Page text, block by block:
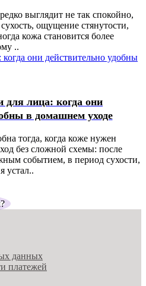
выглядит не так спокойно,
ощущение стянутости,
кожа становится более
..
для лица: когда они
в домашнем уходе
тогда, когда коже нужен
без сложной схемы: после
событием, в период сухости,
устал..
данных
платежей